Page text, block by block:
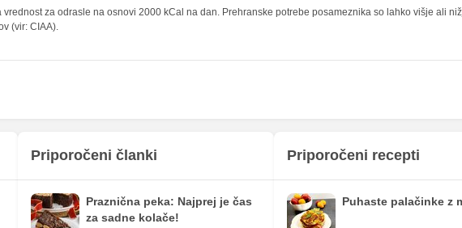
8.76 mg 11.38 mg
100.38 mg
0.1 mg 0.13 mg
10.3 mg 13.38 mg
vrednost za odrasle na osnovi 2000 kCal na dan. Prehranske potrebe posameznika so lahko višje ali
(vir: CIAA).
Priporočeni članki
Praznična peka: Najprej je čas
za sadne kolače!
Priporočeni recepti
Puhaste palačinke z